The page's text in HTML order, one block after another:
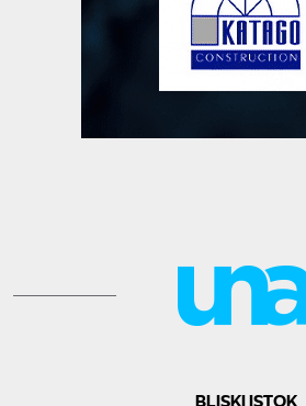
BLISKI ISTOK